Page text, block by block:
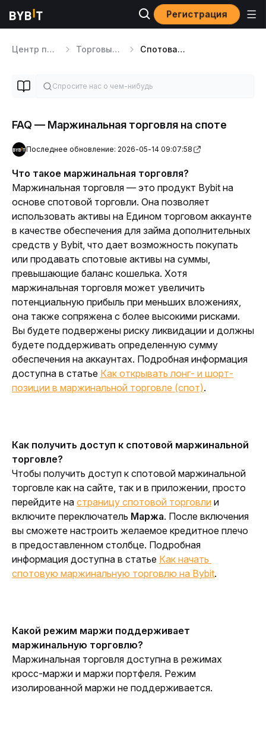
Регистрация
Центр помощи Торговые продукты Спотовая Маржинальная торговля
FAQ — Маржинальная торговля на споте
Последнее обновление: 2026-05-14 09:07:58
Что такое маржинальная торговля?
Маржинальная торговля — это продукт Bybit на
основе спотовой торговли. Она позволяет
использовать активы на Едином торговом аккаунте
в качестве обеспечения для займа дополнительных
средств у Bybit, что дает возможность покупать
или продавать спотовые активы на суммы,
превышающие баланс кошелька. Хотя
маржинальная торговля может увеличить
потенциальную прибыль при меньших вложениях,
она также сопряжена с более высокими рисками.
Вы будете подвержены риску ликвидации и должны
будете поддерживать определенную сумму
обеспечения на аккаунтах. Подробная информация
доступна в статье Как открывать лонг- и шорт-
позиции в маржинальной торговле (спот).
Как получить доступ к спотовой маржинальной
торговле?
Чтобы получить доступ к спотовой маржинальной
торговле как на сайте, так и в приложении, просто
перейдите на страницу спотовой торговли и
включите переключатель Маржа. После включения
вы сможете настроить желаемое кредитное плечо
в предоставленном столбце. Подробная
информация доступна в статье Как начать
спотовую маржинальную торговлю на Bybit.
Какой режим маржи поддерживает
маржинальную торговлю?
Маржинальная торговля доступна в режимах
кросс-маржи и маржи портфеля. Режим
изолированной маржи не поддерживается.